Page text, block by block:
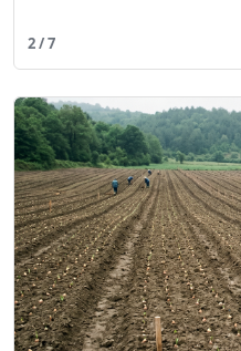
2 / 7